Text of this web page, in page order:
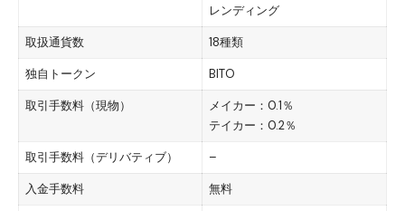
レンディング
取扱通貨数 18種類
独自トークン BITO
取引手数料（現物）
メイカー：0.1％
テイカー：0.2％
取引手数料（デリバティブ） –
入金手数料 無料